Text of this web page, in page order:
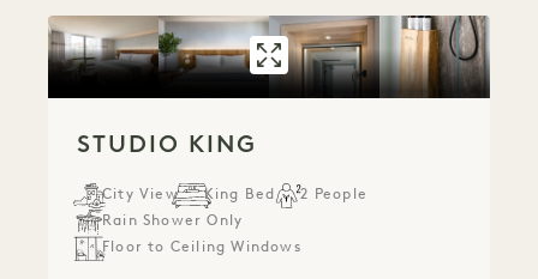
GALLERY 531STUDIO KING
STUDIO KING
City View King Bed
2 People
Rain Shower Only
Floor to Ceiling Windows